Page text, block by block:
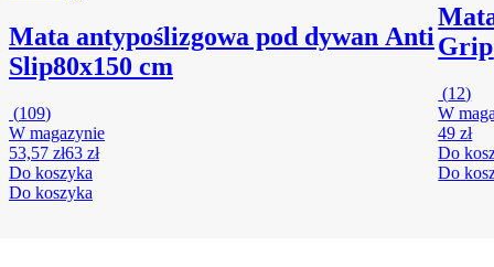
Mata antypoślizgowa pod dywan Anti
Slip80x150 cm
(109)
W magazynie
53,57 zł63 zł
Do koszyka
Do koszyka
Grip
(12)
W
49 zł
Do
Do